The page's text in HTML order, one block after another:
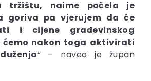
tržištu, naime počela je
goriva pa vjerujem da će
i cijene građevinskog
nakon toga aktivirati
“ – naveo je župan